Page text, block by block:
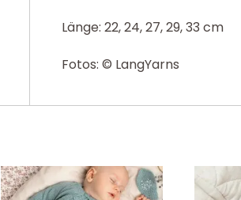
Länge: 22, 24, 27, 29, 33 cm
Fotos: © LangYarns